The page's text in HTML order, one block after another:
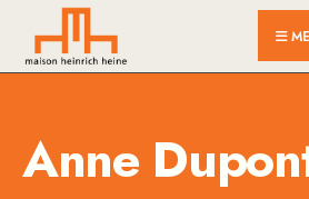
Anne